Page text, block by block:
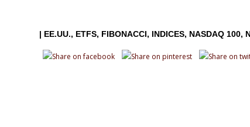
| EE.UU. ETFS FIBONACCI INDICES NASDAQ 100